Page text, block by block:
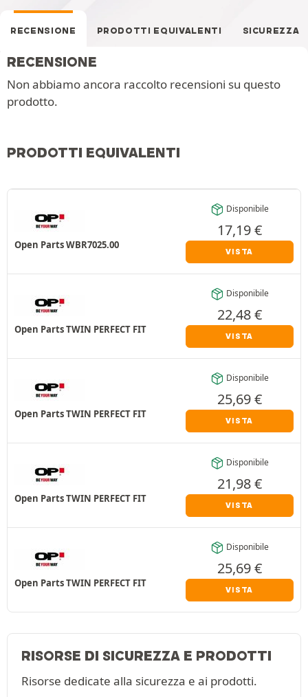
RECENSIONE PRODOTTI EQUIVALENTI SICUREZZA
RECENSIONE
Non abbiamo ancora raccolto recensioni su questo
prodotto.
PRODOTTI EQUIVALENTI
Open Parts WBR7025.00
Disponibile
17,19€
VISTA
Open Parts TWIN PERFECT FIT
Disponibile
22,48€
VISTA
Open Parts TWIN PERFECT FIT
Disponibile
25,69€
VISTA
Open Parts TWIN PERFECT FIT
Disponibile
21,98€
VISTA
Open Parts TWIN PERFECT FIT
Disponibile
25,69€
VISTA
RISORSE DI SICUREZZA E PRODOTTI
Risorse dedicate alla sicurezza e ai prodotti.